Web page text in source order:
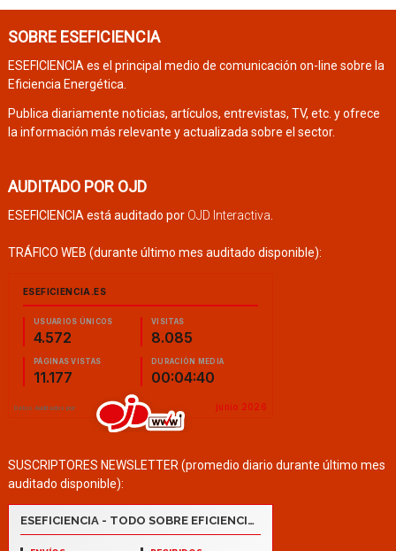
SOBRE ESEFICIENCIA
ESEFICIENCIA es el principal medio de comunicación on-line sobre la
Eficiencia Energética.
Publica diariamente noticias, artículos, entrevistas, TV, etc. y ofrece
la información más relevante y actualizada sobre el sector.
AUDITADO POR OJD
ESEFICIENCIA está auditado por OJD Interactiva.
TRÁFICO WEB (durante último mes auditado disponible):
SUSCRIPTORES NEWSLETTER (promedio diario durante último mes
auditado disponible):